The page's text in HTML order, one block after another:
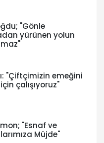
"Gönle
yürünen yolun
"Çiftçimizin emeğini
çalışıyoruz"
"Esnaf ve
Müjde"